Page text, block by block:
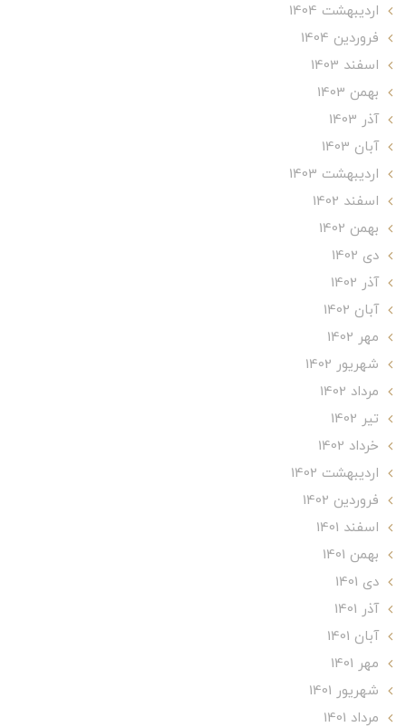
ارديبهشت 1404
فروردین 1404
اسفند 1403
بهمن 1403
آذر 1403
آبان 1403
ارديبهشت 1403
اسفند 1402
بهمن 1402
دی 1402
آذر 1402
آبان 1402
مهر 1402
شهریور 1402
مرداد 1402
تير 1402
خرداد 1402
ارديبهشت 1402
فروردین 1402
اسفند 1401
بهمن 1401
دی 1401
آذر 1401
آبان 1401
مهر 1401
شهریور 1401
مرداد 1401